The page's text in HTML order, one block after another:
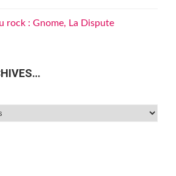
rock : Gnome, La Dispute